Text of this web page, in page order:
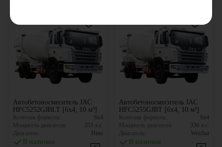
Автобетоносмеситель JAC
HFC5252GJBLT [6x4, 10 м³]
Колёсная формула:
6x4
Мощность двигателя:
353 л.с.
Двигатель:
Hino
В наличии
Автобетоносмеситель JAC
HFC5255GJBT [6x4, 10 м³]
Колёсная формула:
6x4
Мощность двигателя:
336 л.с.
Двигатель:
Weichai
В наличии